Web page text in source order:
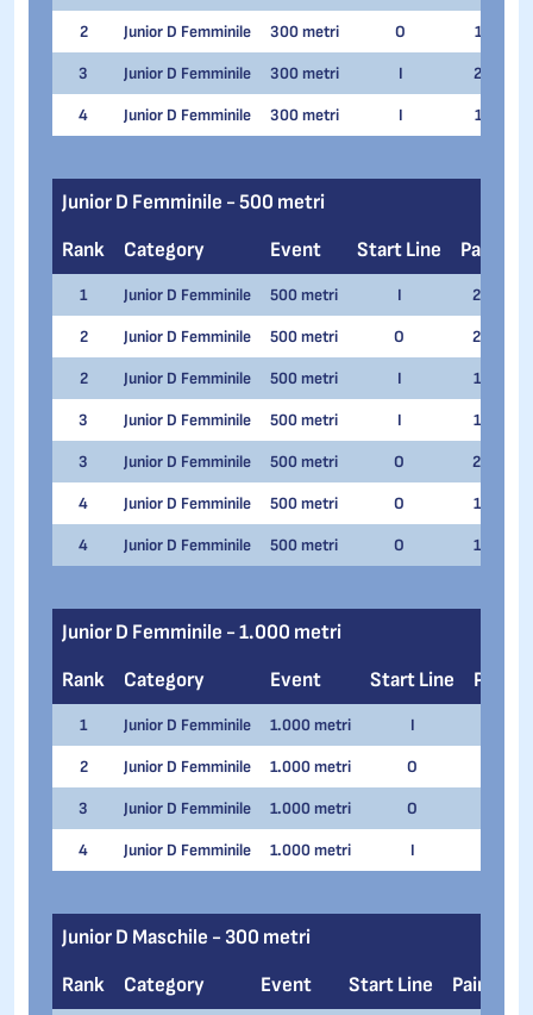
2 Junior D Femminile 300 metri O 1
3 Junior D Femminile 300 metri I 2
4 Junior D Femminile 300 metri I 1
Junior D Femminile - 500 metri
Rank
Category Event Start Line Pair
1 Junior D Femminile 500 metri I 2
2 Junior D Femminile 500 metri O 2
2 Junior D Femminile 500 metri I 1
3 Junior D Femminile 500 metri I 1
3 Junior D Femminile 500 metri O 2
4 Junior D Femminile 500 metri O 1
4 Junior D Femminile 500 metri O 1
Junior D Femminile - 1.000 metri
Rank
Category Event Start Line Pair
1 Junior D Femminile 1.000 metri I
2 Junior D Femminile 1.000 metri O
3 Junior D Femminile 1.000 metri O
4 Junior D Femminile 1.000 metri I
Junior D Maschile - 300 metri
Rank
Category Event Start Line Pair